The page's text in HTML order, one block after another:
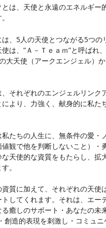
は、天使と永遠のエネルギー
、5人の天使とつながる5つの
は、”Ａ－Ｔｅａｍ”と呼ばれ
大天使（アークエンジェル）
それぞれのエンジェルリンク
により、力強く、献身的に私た
たちの人生に、無条件の愛・
観で他を判断しないこと）・
天使的な資質をもたらし、拡
。
質に加えて、それぞれの天使
してくれます。それは、エー
癒しのサポート・あなたの未
創造的表現を刺激し・コミュ